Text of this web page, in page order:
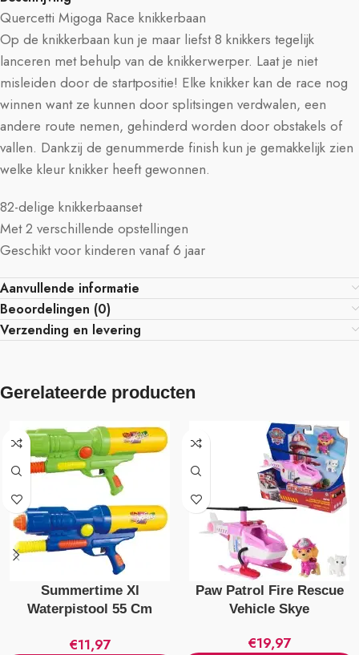
Quercetti Migoga Race knikkerbaan
Op de knikkerbaan kun je maar liefst 8 knikkers tegelijk
lanceren met behulp van de knikkerwerper. Laat je niet
misleiden door de startpositie! Elke knikker kan de race nog
winnen want ze kunnen door splitsingen verdwalen, een
andere route nemen, gehinderd worden door obstakels of
vallen. Dankzij de genummerde finish kun je gemakkelijk zien
welke kleur knikker heeft gewonnen.
82-delige knikkerbaanset
Met 2 verschillende opstellingen
Geschikt voor kinderen vanaf 6 jaar
Aanvullende informatie
Beoordelingen (0)
Verzending en levering
Gerelateerde producten
Summertime Xl
Waterpistool 55 Cm
€11,97
Paw Patrol Fire Rescue
Vehicle Skye
€19,97